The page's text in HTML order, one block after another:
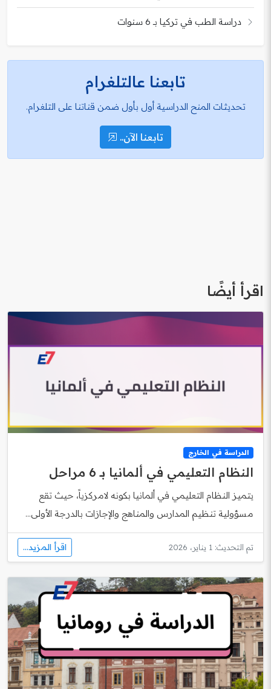
دراسة الطب في تركيا بـ 6 سنوات
تابعنا عالتلغرام
تحديثات المنح الدراسية أول بأول ضمن قناتنا على التلغرام.
تابعنا الآن..
اقرأ أيضًا
الدراسة في الخارج
النظام التعليمي في ألمانيا بـ 6 مراحل
يتميز النظام التعليمي في ألمانيا بكونه لامركزياً، حيث تقع
مسؤولية تنظيم المدارس والمناهج والإجازات بالدرجة الأولى...
تم التحديث: 1 يناير، 2026 اقرأ المزيد...